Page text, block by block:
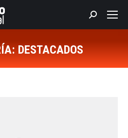
Buscar:
DESTACADOS